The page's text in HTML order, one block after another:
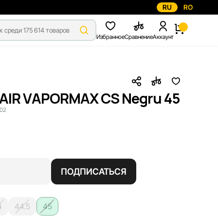
RU RO
ИзбранноеСравнениеАккаунт
VAPORMAX CS Negru 45
ПОДПИСАТЬСЯ
44.5
45